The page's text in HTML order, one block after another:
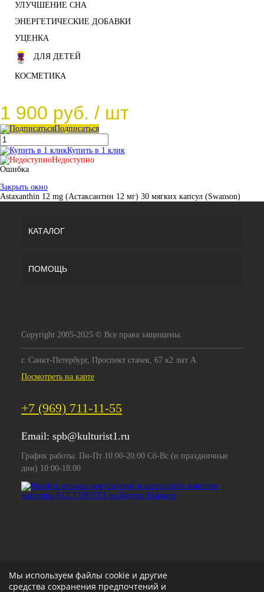
УЛУЧШЕНИЕ СНА
ЭНЕРГЕТИЧЕСКИЕ ДОБАВКИ
УЦЕНКА
ДЛЯ ДЕТЕЙ
КОСМЕТИКА
1 900 руб. / шт
Подписаться
Купить в 1 клик
Недоступно
Ошибка
Закрыть окно
Astaxanthin 12 mg (Астаксантин 12 мг) 30 мягких капсул (Swanson)
КАТАЛОГ
ПОМОЩЬ
Copyright 2005-2025 © Все права защищены.
г. Санкт-Петербург, Проспект стачек, 67 к2 лит А
Посмотреть на карте
+7 (969) 711-11-55
Email: spb@kulturist1.ru
График работы: Пн-Пт 10:00-20:00 Сб-Вс (и праздничные
дни) 10:00-18:00
Мы используем файлы cookie и другие
средства сохранения предпочтений и